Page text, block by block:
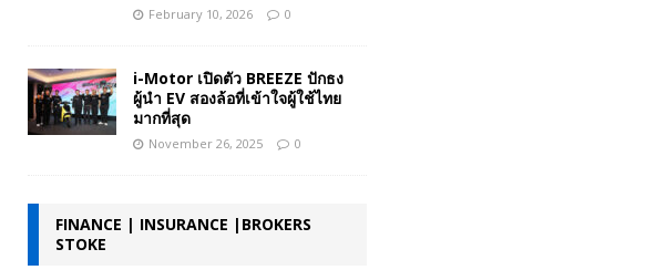
February 10, 2026 0
i-Motor เปิดตัว BREEZE ปักธง
ผู้นำ EV สองล้อที่เข้าใจผู้ใช้ไทย
มากที่สุด
November 26, 2025 0
FINANCE | INSURANCE |BROKERS
STOKE